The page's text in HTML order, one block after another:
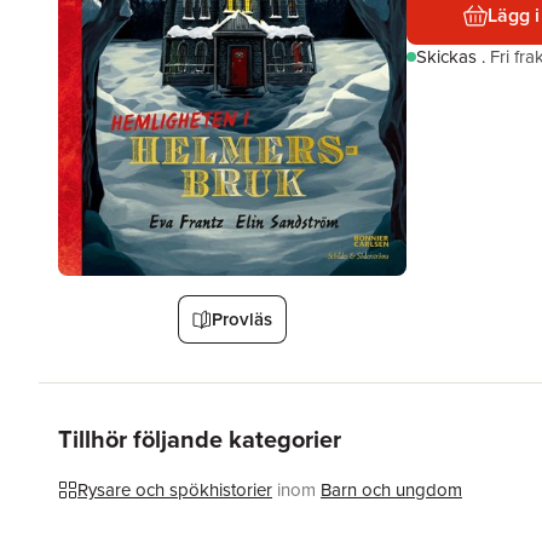
Provläs
Lägg
Skickas . Fri
Tillhör följande kategorier
Rysare och spökhistorier inom Barn och ungdom